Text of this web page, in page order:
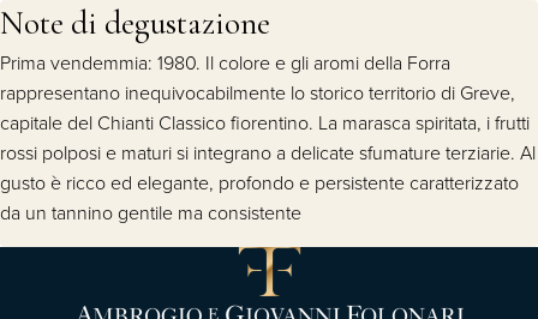
Note di degustazione
Prima vendemmia: 1980. Il colore e gli aromi della Forra
rappresentano inequivocabilmente lo storico territorio di Greve,
capitale del Chianti Classico fiorentino. La marasca spiritata, i frutti
rossi polposi e maturi si integrano a delicate sfumature terziarie. Al
gusto è ricco ed elegante, profondo e persistente caratterizzato
da un tannino gentile ma consistente